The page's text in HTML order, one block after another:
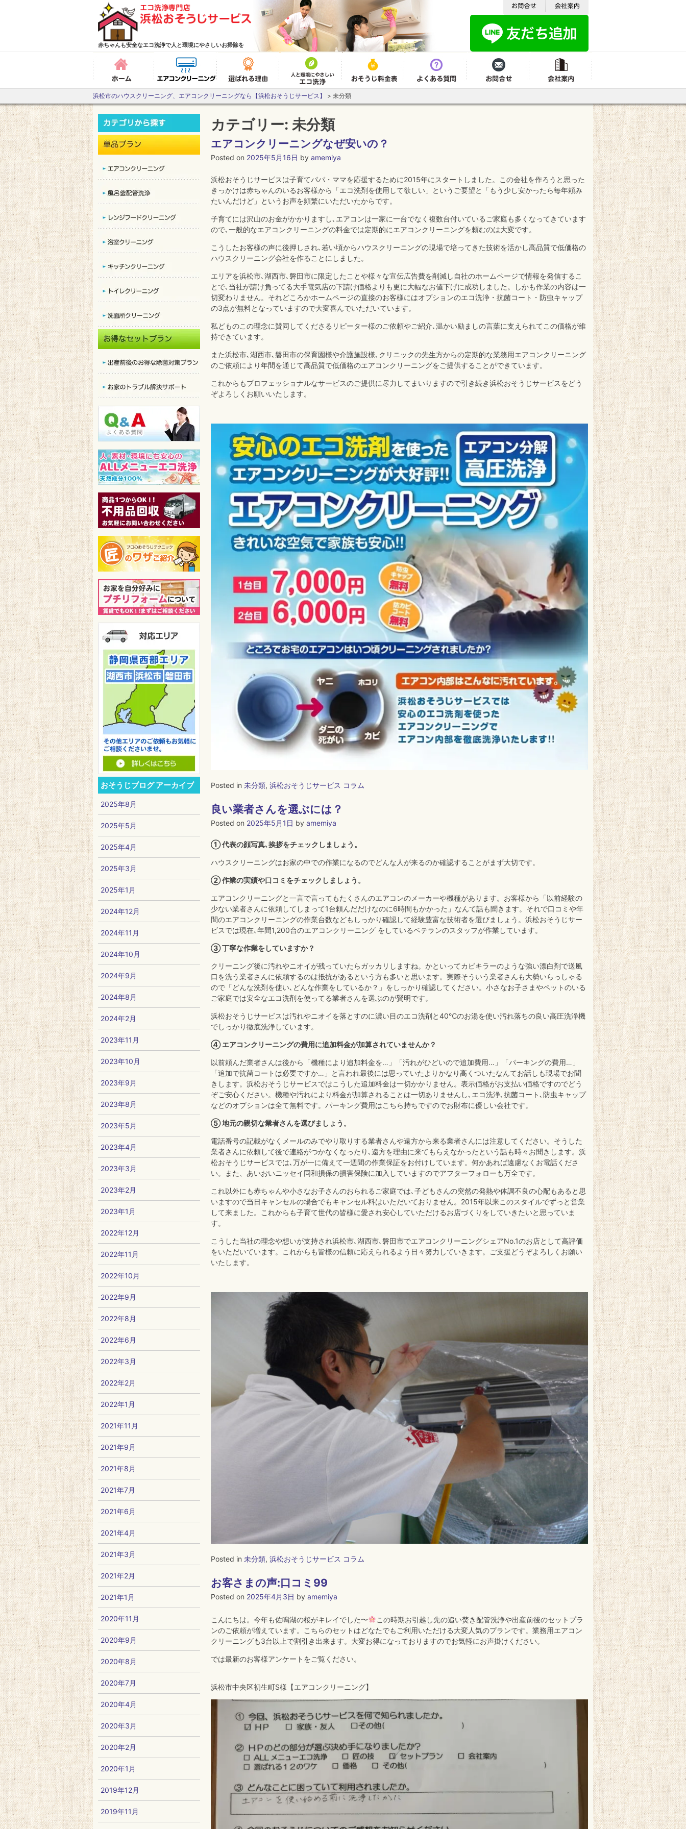
Skip
content
赤ちゃんも安全なエコ洗浄で人と環境にやさしいお掃除を
ホーム エアコンクリーニング選ばれる理由 エコ洗浄とは おそうじ料金表 よくある質問 お問合せ
浜松市のハウスクリーニング、エアコンクリーニングなら【浜松おそうじサービス】 > 未分類
カテゴリー: 未分類
エアコンクリーニングなぜ安いの？
Posted on 2025年5月16日 by amemiya
浜松おそうじサービスは子育てパパ・ママを応援するために2015年にスタートしました。この会社を作ろうと思った
きっかけは赤ちゃんのいるお客様から「エコ洗剤を使用して欲しい」というご要望と「もう少し安かったら毎年頼み
たいんだけど」というお声を頻繁にいただいたからです。
子育てには沢山のお金がかかりますし､エアコンは一家に一台でなく複数台付いているご家庭も多くなってきています
ので､一般的なエアコンクリーニングの料金では定期的にエアコンクリーニングを頼むのは大変です。
こうしたお客様の声に後押しされ､若い頃からハウスクリーニングの現場で培ってきた技術を活かし高品質で低価格の
ハウスクリーニング会社を作ることにしました。
エリアを浜松市､湖西市､磐田市に限定したことや様々な宣伝広告費を削減し自社のホームページで情報を発信するこ
とで､当社が請け負ってる大手電気店の下請け価格よりも更に大幅なお値下げに成功しました。しかも作業の内容は一
切変わりません。それどころかホームページの直接のお客様にはオプションのエコ洗浄・抗菌コート・防虫キャップ
の3点が無料となっていますので大変喜んでいただいています。
私どものこの理念に賛同してくださるリピーター様のご依頼やご紹介､温かい励ましの言葉に支えられてこの価格が維
持できています。
また浜松市､湖西市､磐田市の保育園様や介護施設様､クリニックの先生方からの定期的な業務用エアコンクリーニング
のご依頼により年間を通じて高品質で低価格のエアコンクリーニングをご提供することができています。
これからもプロフェッショナルなサービスのご提供に尽力してまいりますので引き続き浜松おそうじサービスをどう
ぞよろしくお願いいたします。
Posted in 未分類, 浜松おそうじサービス コラム
良い業者さんを選ぶには？
Posted on 2025年5月1日 by amemiya
① 代表の顔写真､挨拶をチェックしましょう。
ハウスクリーニングはお家の中での作業になるのでどんな人が来るのか確認することがまず大切です。
② 作業の実績や口コミをチェックしましょう。
エアコンクリーニングと一言で言ってもたくさんのエアコンのメーカーや機種があります。お客様から「以前経験の
少ない業者さんに依頼してしまって1台頼んだだけなのに6時間もかかった」なんて話も聞きます。それで口コミや年
間のエアコンクリーニングの作業台数などもしっかり確認して経験豊富な技術者を選びましょう。浜松おそうじサー
ビスでは現在､年間1,200台のエアコンクリーニング をしているベテランのスタッフが作業しています。
③ 丁寧な作業をしていますか？
クリーニング後に汚れやニオイが残っていたらガッカリしますね。かといってカビキラーのような強い漂白剤で送風
口を洗う業者さんに依頼するのは抵抗があるという方も多いと思います。実際そういう業者さんも大勢いらっしゃる
ので「どんな洗剤を使い､どんな作業をしているか？」をしっかり確認してください。小さなお子さまやペットのいる
ご家庭では安全なエコ洗剤を使ってる業者さんを選ぶのが賢明です。
浜松おそうじサービスは汚れやニオイを落とすのに濃い目のエコ洗剤と40℃のお湯を使い汚れ落ちの良い高圧洗浄機
でしっかり徹底洗浄しています。
④ エアコンクリーニングの費用に追加料金が加算されていませんか？
以前頼んだ業者さんは後から「機種により追加料金を…」「汚れがひどいので追加費用…」「パーキングの費用…」
「追加で抗菌コートは必要ですか…」と言われ最後には思っていたよりかなり高くついたなんてお話しも現場でお聞
きします。浜松おそうじサービスではこうした追加料金は一切かかりません。表示価格がお支払い価格ですのでどう
ぞご安心ください。機種や汚れにより料金が加算されることは一切ありませんし､エコ洗浄､抗菌コート､防虫キャップ
などのオプションは全て無料です。パーキング費用はこちら持ちですのでお財布に優しい会社です。
⑤ 地元の親切な業者さんを選びましょう。
電話番号の記載がなくメールのみでやり取りする業者さんや遠方から来る業者さんには注意してください。そうした
業者さんに依頼して後で連絡がつかなくなったり､遠方を理由に来てもらえなかったという話も時々お聞きします。浜
松おそうじサービスでは､万が一に備えて一週間の作業保証をお付けしています。何かあれば遠慮なくお電話くださ
い。また、あいおいニッセイ同和損保の損害保険に加入していますのでアフターフォローも万全です。
これ以外にも赤ちゃんや小さなお子さんのおられるご家庭では､子どもさんの突然の発熱や体調不良の心配もあると思
いますので当日キャンセルの場合でもキャンセル料はいただいておりません。2015年以来このスタイルでずっと営業
して来ました。これからも子育て世代の皆様に愛され安心していただけるお店づくりをしていきたいと思っていま
す。
こうした当社の理念や想いが支持され浜松市､湖西市､磐田市でエアコンクリーニングシェアNo.1のお店として高評価
をいただいています。これからも皆様の信頼に応えられるよう日々努力していきます。ご支援どうぞよろしくお願い
いたします。
Posted in 未分類, 浜松おそうじサービス コラム
お客さまの声:口コミ99
Posted on 2025年4月3日 by amemiya
こんにちは。今年も佐鳴湖の桜がキレイでした〜
この時期お引越し先の追い焚き配管洗浄や出産前後のセットプラ
ンのご依頼が増えています。こちらのセットはどなたでもご利用いただける大変人気のプランです。業務用エアコン
クリーニングも3台以上で割引き出来ます。大変お得になっておりますのでお気軽にお声掛けください。
では最新のお客様アンケートをご覧ください。
浜松市中央区初生町S様【エアコンクリーニング】
おそうじブログ アーカイブ
2025年8月
2025年5月
2025年4月
2025年3月
2025年1月
2024年12月
2024年11月
2024年10月
2024年9月
2024年8月
2024年2月
2023年11月
2023年10月
2023年9月
2023年8月
2023年5月
2023年4月
2023年3月
2023年2月
2023年1月
2022年12月
2022年11月
2022年10月
2022年9月
2022年8月
2022年6月
2022年3月
2022年2月
2022年1月
2021年11月
2021年9月
2021年8月
2021年7月
2021年6月
2021年4月
2021年3月
2021年2月
2021年1月
2020年11月
2020年9月
2020年8月
2020年7月
2020年4月
2020年3月
2020年2月
2020年1月
2019年12月
2019年11月